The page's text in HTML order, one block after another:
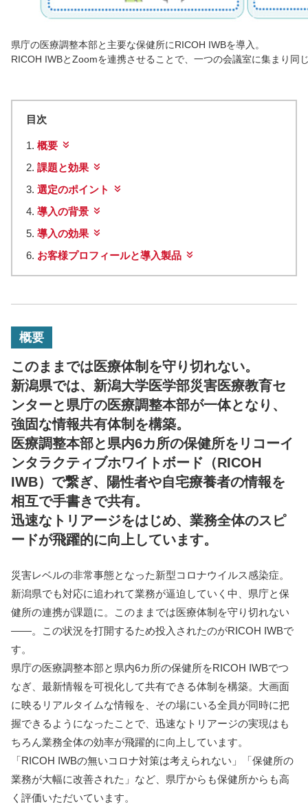
県庁の医療調整本部と主要な保健所にRICOH IWBを導入。
RICOH IWBとZoomを連携させることで、一つの会議室に集まり同
目次
概要
課題と効果
選定のポイント
導入の背景
導入の効果
お客様プロフィールと導入製品
概要
このままでは医療体制を守り切れない。
新潟県では、新潟大学医学部災害医療教育セ
ンターと県庁の医療調整本部が一体となり、
強固な情報共有体制を構築。
医療調整本部と県内6カ所の保健所をリコーイ
ンタラクティブホワイトボード（RICOH
IWB）で繋ぎ、陽性者や自宅療養者の情報を
相互で手書きで共有。
迅速なトリアージをはじめ、業務全体のスピ
ードが飛躍的に向上しています。
災害レベルの非常事態となった新型コロナウイルス感染症。
新潟県でも対応に追われて業務が逼迫していく中、県庁と保
健所の連携が課題に。このままでは医療体制を守り切れない
——。この状況を打開するため投入されたのがRICOH IWBで
す。
県庁の医療調整本部と県内6カ所の保健所をRICOH IWBでつ
なぎ、最新情報を可視化して共有できる体制を構築。大画面
に映るリアルタイムな情報を、その場にいる全員が同時に把
握できるようになったことで、迅速なトリアージの実現はも
ちろん業務全体の効率が飛躍的に向上しています。
「RICOH IWBの無いコロナ対策は考えられない」「保健所の
業務が大幅に改善された」など、県庁からも保健所からも高
く評価いただいています。